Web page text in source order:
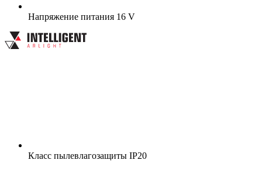
Напряжение питания 16 V
Класс пылевлагозащиты IP20